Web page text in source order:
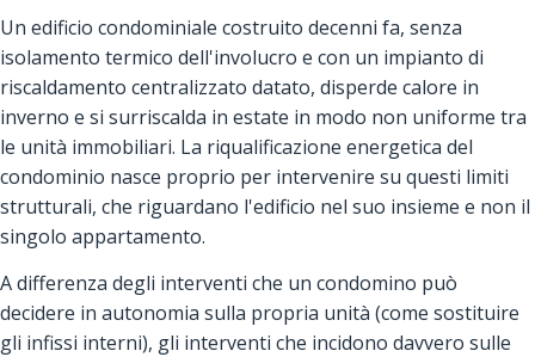
Un edificio condominiale costruito decenni fa, senza
isolamento termico dell'involucro e con un impianto di
riscaldamento centralizzato datato, disperde calore in
inverno e si surriscalda in estate in modo non uniforme tra
le unità immobiliari. La riqualificazione energetica del
condominio nasce proprio per intervenire su questi limiti
strutturali, che riguardano l'edificio nel suo insieme e non il
singolo appartamento.
A differenza degli interventi che un condomino può
decidere in autonomia sulla propria unità (come sostituire
gli infissi interni), gli interventi che incidono davvero sulle